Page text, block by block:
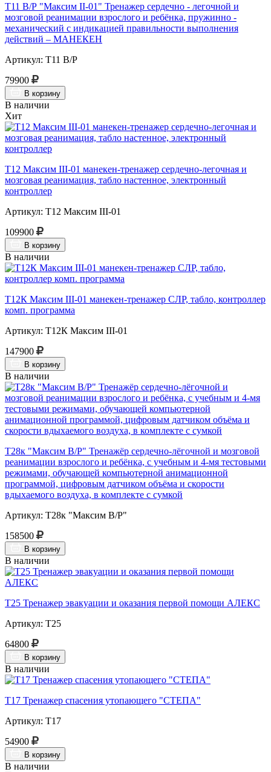
Т11 В/Р "Максим II-01" Тренажер сердечно - легочной и
мозговой реанимации взрослого и ребёнка, пружинно -
механический с индикацией правильности выполнения
действий – МАНЕКЕН
Артикул: Т11 В/Р
79900
В корзину
В наличии
Хит
Т12 Максим III-01 манекен-тренажер сердечно-легочная и
мозговая реанимация, табло настенное, электронный
контроллер
Артикул: Т12 Максим III-01
109900
В корзину
В наличии
Т12К Максим III-01 манекен-тренажер СЛР, табло, контроллер
комп. программа
Артикул: Т12К Максим III-01
147900
В корзину
В наличии
Т28к "Максим В/Р" Тренажёр сердечно-лёгочной и мозговой
реанимации взрослого и ребёнка, с учебным и 4-мя тестовыми
режимами, обучающей компьютерной анимационной
программой, цифровым датчиком объёма и скорости
вдыхаемого воздуха, в комплекте с сумкой
Артикул: Т28к "Максим В/Р"
158500
В корзину
В наличии
Т25 Тренажер эвакуации и оказания первой помощи АЛЕКС
Артикул: Т25
64800
В корзину
В наличии
Т17 Тренажер спасения утопающего "СТЕПА"
Артикул: Т17
54900
В корзину
В наличии